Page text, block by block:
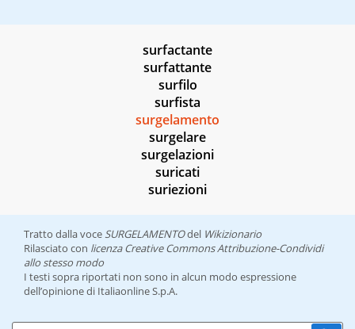
surfactante
surfattante
surfilo
surfista
surgelamento
surgelare
surgelazioni
suricati
suriezioni
Tratto dalla voce SURGELAMENTOdel Wikizionario
Rilasciato con licenza Creative Commons Attribuzione-Condividi
allo stesso modo
I testi sopra riportati non sono in alcun modo espressione
dell’opinione di Italiaonline S.p.A.